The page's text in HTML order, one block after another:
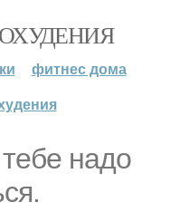
фитнес дома
надо